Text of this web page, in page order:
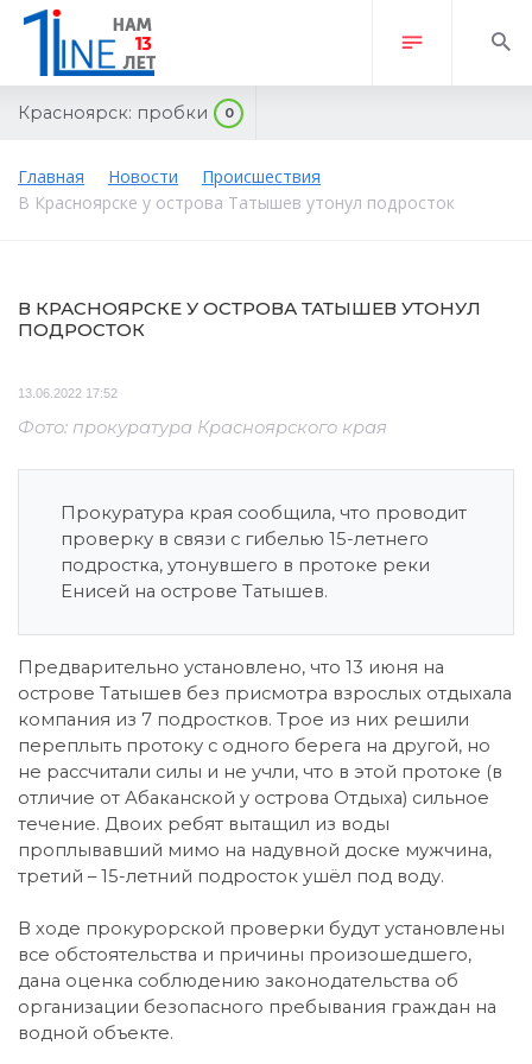
Красноярск: пробки 0
Главная Новости
Происшествия
В Красноярске у острова Татышев утонул подросток
В КРАСНОЯРСКЕ У ОСТРОВА ТАТЫШЕВ УТОНУЛ
ПОДРОСТОК
13.06.2022 17:52
Фото: прокуратура Красноярского края
Прокуратура края сообщила, что проводит
проверку в связи с гибелью 15-летнего
подростка, утонувшего в протоке реки
Енисей на острове Татышев.
Предварительно установлено, что 13 июня на
острове Татышев без присмотра взрослых отдыхала
компания из 7 подростков. Трое из них решили
переплыть протоку с одного берега на другой, но
не рассчитали силы и не учли, что в этой протоке (в
отличие от Абаканской у острова Отдыха) сильное
течение. Двоих ребят вытащил из воды
проплывавший мимо на надувной доске мужчина,
третий – 15-летний подросток ушёл под воду.
В ходе прокурорской проверки будут установлены
все обстоятельства и причины произошедшего,
дана оценка соблюдению законодательства об
организации безопасного пребывания граждан на
водной объекте.